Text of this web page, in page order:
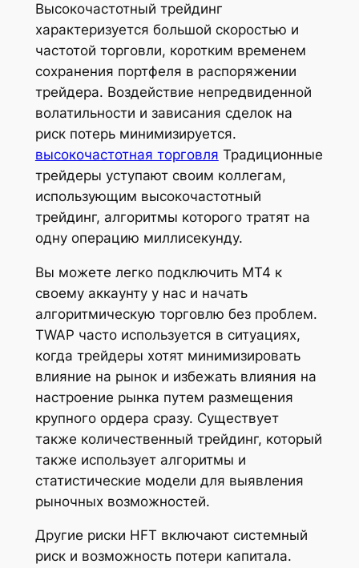
Высокочастотный трейдинг
характеризуется большой скоростью и
частотой торговли, коротким временем
сохранения портфеля в распоряжении
трейдера. Воздействие непредвиденной
волатильности и зависания сделок на
риск потерь минимизируется.
высокочастотная торговля Традиционные
трейдеры уступают своим коллегам,
использующим высокочастотный
трейдинг, алгоритмы которого тратят на
одну операцию миллисекунду.
Вы можете легко подключить MT4 к
своему аккаунту у нас и начать
алгоритмическую торговлю без проблем.
TWAP часто используется в ситуациях,
когда трейдеры хотят минимизировать
влияние на рынок и избежать влияния на
настроение рынка путем размещения
крупного ордера сразу. Существует
также количественный трейдинг, который
также использует алгоритмы и
статистические модели для выявления
рыночных возможностей.
Другие риски HFT включают системный
риск и возможность потери капитала.